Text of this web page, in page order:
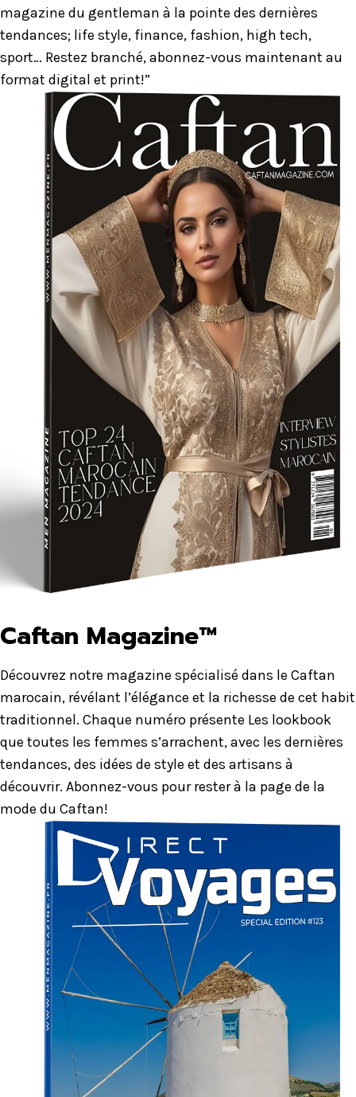
magazine du gentleman à la pointe des dernières
tendances; life style, finance, fashion, high tech,
sport… Restez branché, abonnez-vous maintenant au
format digital et print!”
Caftan Magazine™
Découvrez notre magazine spécialisé dans le Caftan
marocain, révélant l’élégance et la richesse de cet habit
traditionnel. Chaque numéro présente Les lookbook
que toutes les femmes s’arrachent, avec les dernières
tendances, des idées de style et des artisans à
découvrir. Abonnez-vous pour rester à la page de la
mode du Caftan!